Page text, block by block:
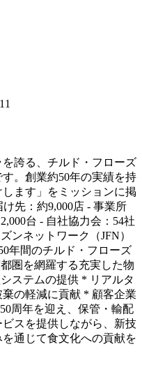
誇る、チルド・フローズ
。創業約50年の実績を持
ます」をミッションに掲
先：約9,000店 - 事業所
台 - 自社協力会：54社
ンネットワーク（JFN）
年間のチルド・フローズ
圏を網羅する充実した物
ステムの提供 * リアルタ
の軽減に貢献 * 顧客企業
周年を迎え、保管・輸配
スを提供しながら、新技
通じて食文化への貢献を